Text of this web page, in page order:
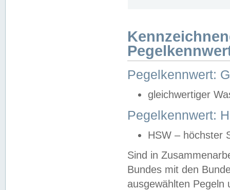
Pegelkennwert:
gleichwertiger
Pegelkennwert:
HSW – höchster
Sind in
Bundes mit den
ausgewählten